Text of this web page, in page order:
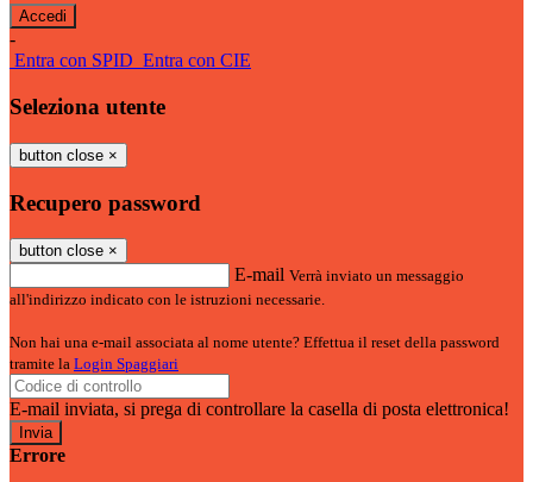
-
Entra con SPID Entra con CIE
Seleziona utente
button close ×
Recupero password
button close ×
E-mail Verrà inviato un messaggio
all'indirizzo indicato con le istruzioni necessarie.
Non hai una e-mail associata al nome utente? Effettua il reset della password
tramite la Login Spaggiari
E-mail inviata, si prega di controllare la casella di posta elettronica!
Errore